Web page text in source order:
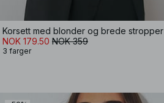
Korsett med blonder og brede stropper
NOK 179.50 NOK 359
3 farger